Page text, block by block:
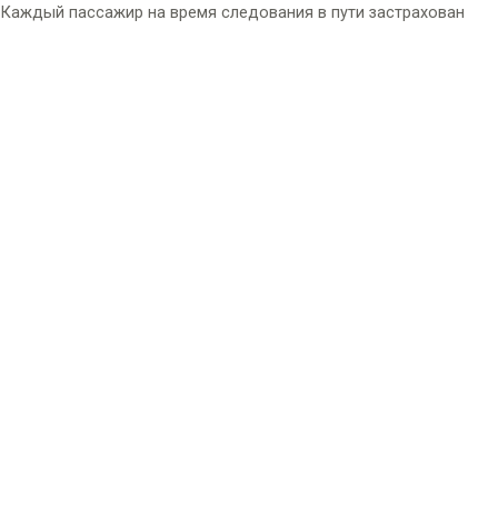
Каждый пассажир на время следования в пути застрахован